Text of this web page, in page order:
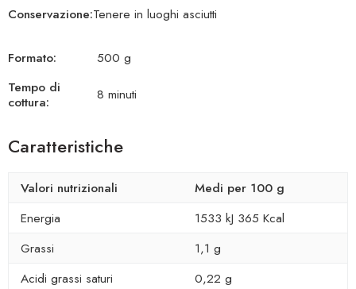
Conservazione:Tenere in luoghi asciutti
Formato:
500 g
Tempo di
cottura:
8 minuti
Caratteristiche
Valori nutrizionali
Medi per 100 g
Energia
1533 kJ 365 Kcal
Grassi
1,1 g
Acidi grassi saturi
0,22 g